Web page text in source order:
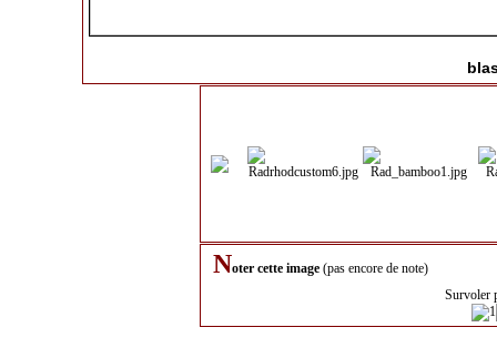
Noter cette image (pas encore de note)
Survoler